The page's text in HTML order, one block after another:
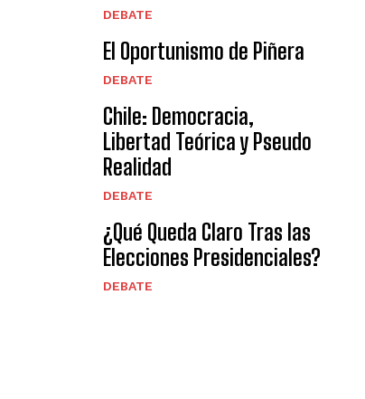
DEBATE
El Oportunismo de Piñera
DEBATE
Chile: Democracia,
Libertad Teórica y Pseudo
Realidad
DEBATE
¿Qué Queda Claro Tras las
Elecciones Presidenciales?
DEBATE